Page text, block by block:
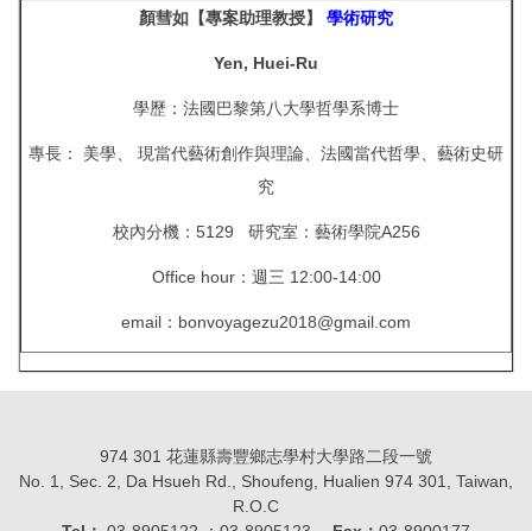
顏彗如【專案助理教授】 學術研究
Yen, Huei-Ru
學歷：法國巴黎第八大學哲學系博士
專長： 美學、 現當代藝術創作與理論、法國當代哲學、藝術史研
究
校內分機：5129 研究室：藝術學院A256
Office hour：週三 12:00-14:00
email：bonvoyagezu2018@gmail.com
974 301 花蓮縣壽豐鄉志學村大學路二段一號
No. 1, Sec. 2, Da Hsueh Rd., Shoufeng, Hualien 974 301, Taiwan,
R.O.C